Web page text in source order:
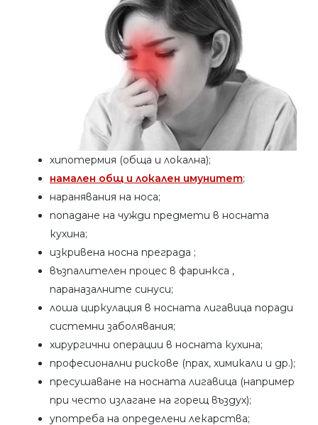
хипотермия (обща и локална);
намален общ и локален имунитет;
наранявания на носа;
попадане на чужди предмети в носната
кухина;
изкривена носна преграда ;
възпалителен процес в фаринкса ,
параназалните синуси;
лоша циркулация в носната лигавица поради
системни заболявания;
хирургични операции в носната кухина;
професионални рискове (прах, химикали и др.);
пресушаване на носната лигавица (например
при често излагане на горещ въздух);
употреба на определени лекарства;